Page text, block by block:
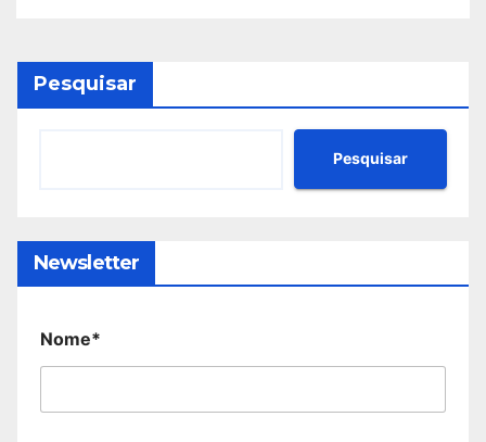
Pesquisar
Pesquisar
Newsletter
Nome*